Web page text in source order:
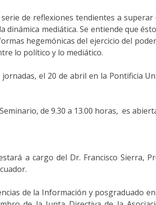
de reflexiones tendientes a
dinámica mediática. Se entiende que
hegemónicas del ejercicio del
lo político y lo mediático.
el 20 de abril en la Pontificia
de 9.30 a 13.00 horas, es
a cargo del Dr. Francisco Sierra,
de la Información y posgraduado